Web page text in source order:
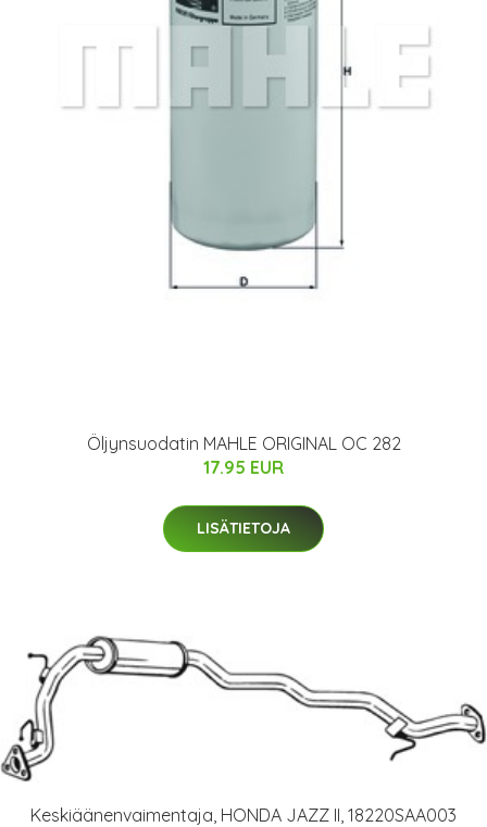
Öljynsuodatin MAHLE ORIGINAL OC 282
17.95 EUR
LISÄTIETOJA
Keskiäänenvaimentaja, HONDA JAZZ II, 18220SAA003